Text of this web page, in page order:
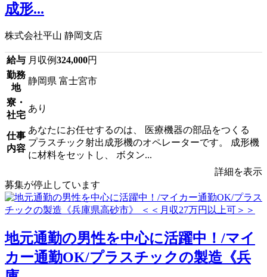
成形...
株式会社平山 静岡支店
給与 月収例324,000円
勤務
地
静岡県 富士宮市
寮・
社宅
あり
仕事
内容
あなたにお任せするのは、 医療機器の部品をつくる
プラスチック射出成形機のオペレーターです。 成形機
に材料をセットし、 ボタン...
詳細を表示
募集が停止しています
地元通勤の男性を中心に活躍中！/マイ
カー通勤OK/プラスチックの製造《兵